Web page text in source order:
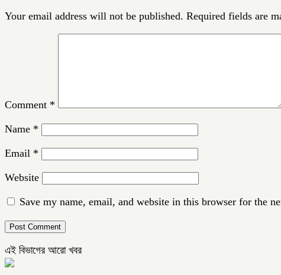
Your email address will not be published. Required fields are
Comment *
Name *
Email *
Website
Save my name, email, and website in this browser for the
এই বিভাগের আরো খবর